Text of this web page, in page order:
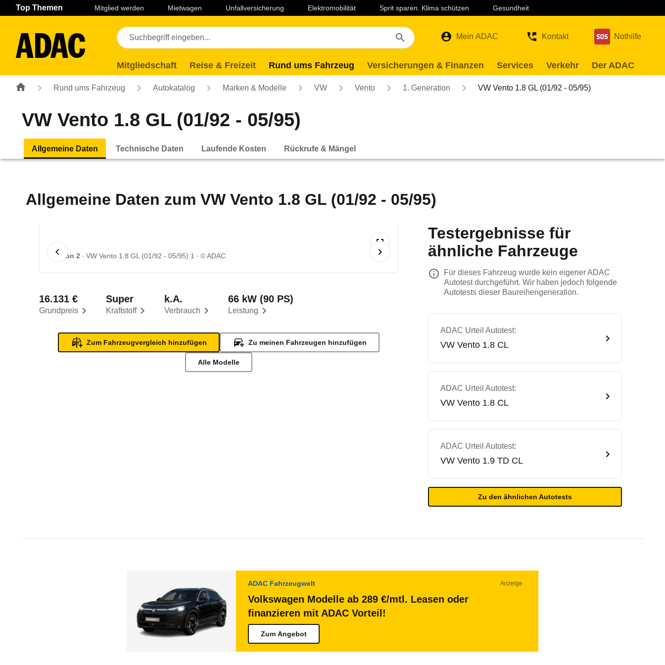
Navigation Seiteninhalt Fußzeile
Top Themen Mitglied werden Mietwagen Unfallversicherung Elektromobilität Sprit sparen. Klima schützen Gesundheit
Mein ADAC Kontakt Nothilfe
Mitgliedschaft Reise & Freizeit Rund ums Fahrzeug Versicherungen & Finanzen Services Verkehr Der ADAC
Rund ums Fahrzeug Autokatalog Marken & Modelle VW Vento 1. Generation VW Vento 1.8 GL (01/92 - 05/95)
VW Vento 1.8 GL (01/92 - 05/95)
Allgemeine Daten Technische Daten Laufende Kosten Rückrufe & Mängel
Allgemeine Daten zum VW Vento 1.8 GL (01/92 - 05/95)
1 von 2 VW Vento 1.8 GL (01/92 - 05/95) 1 © ADAC
Grundpreis
16.131 €
Kraftstoff
Super
Verbrauch
k.A.
Leistung
66 kW (90 PS)
Zum Fahrzeugvergleich hinzufügen Zu meinen Fahrzeugen hinzufügen
Alle Modelle
Testergebnisse für
ähnliche Fahrzeuge
Für dieses Fahrzeug wurde kein eigener ADAC
Autotest durchgeführt. Wir haben jedoch folgende
Autotests dieser Baureihengeneration.
ADAC Urteil Autotest:
VW Vento 1.8 CL
ADAC Urteil Autotest:
VW Vento 1.8 CL
ADAC Urteil Autotest:
VW Vento 1.9 TD CL
Zu den ähnlichen Autotests
ADAC Fahrzeugwelt Anzeige
Volkswagen Modelle ab 289 €/mtl. Leasen oder
finanzieren mit ADAC Vorteil!
Zum Angebot